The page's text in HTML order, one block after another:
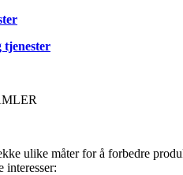
tjenester
ulike måter for å forbedre
interesser: